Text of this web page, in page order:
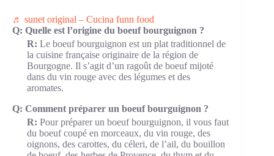
♬ sunet original – Cucina funn food
Q: Quelle est l’origine du boeuf bourguignon ?
R: Le boeuf bourguignon est un plat traditionnel de
la cuisine française originaire de la région de
Bourgogne. Il s’agit d’un ragoût de boeuf mijoté
dans du vin rouge avec des légumes et des
aromates.
Q: Comment préparer un boeuf bourguignon ?
R: Pour préparer un boeuf bourguignon, il vous faut
du boeuf coupé en morceaux, du vin rouge, des
oignons, des carottes, du céleri, de l’ail, du bouillon